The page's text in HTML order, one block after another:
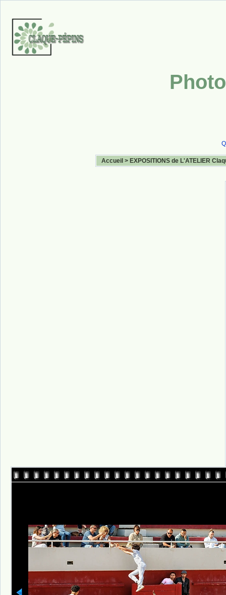
Accueil > EXPOSITIONS de L'ATELIER